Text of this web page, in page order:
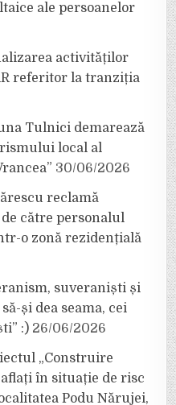
ale persoanelor
activităților
referitor la tranziția
Tulnici demarează
local al
30/06/2026
reclamă
către personalul
o zonă rezidențială
suveraniști și
și dea seama, cei
:) 26/06/2026
„Construire
în situație de risc
Podu Nărujei,